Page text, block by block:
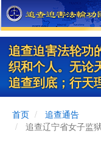
Skip
to
main
content
追查迫害法轮功
织和个人。无论
追查到底；行天
首页
追查通告
追查辽宁省女子监